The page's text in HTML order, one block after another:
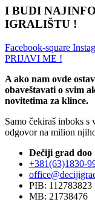
I BUDI
IGRALIŠTU !
Facebook-square
PRIJAVI ME !
A ako nam ovde
obaveštavati o svim
novitetima za klince.
Samo čekiraš inboks s
odgovor na milion
Dečiji grad doo
+381(63)1830-
PIB: 112783823
MB: 21738476